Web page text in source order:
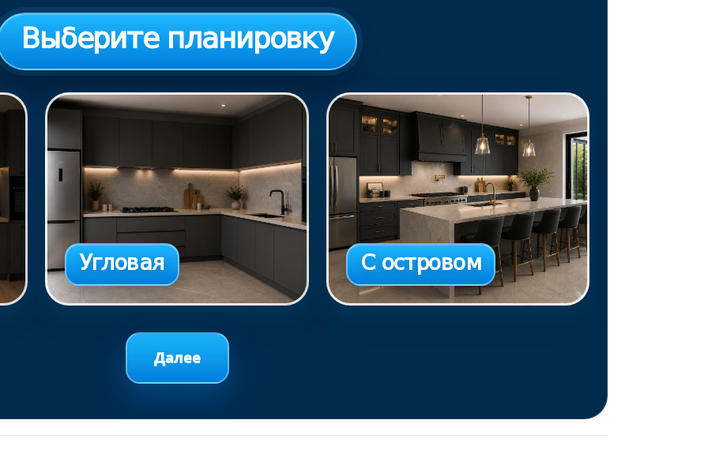
Выберите планировку
Угловая С островом
Далее